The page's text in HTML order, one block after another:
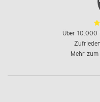
Über 10.000
Mehr zum